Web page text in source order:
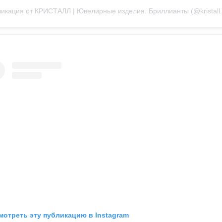
эту публикацию в Instagram